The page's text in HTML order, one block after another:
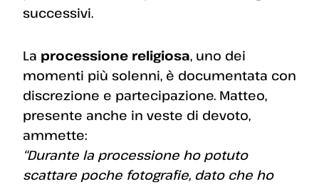
successivi.
La processione religiosa, uno dei
momenti più solenni, è documentata con
discrezione e partecipazione. Matteo,
presente anche in veste di devoto,
ammette:
“Durante la processione ho potuto
scattare poche fotografie, dato che ho